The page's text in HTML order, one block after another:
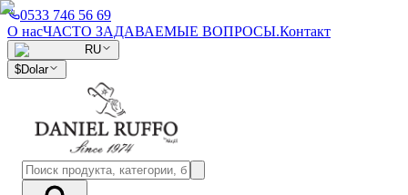
0533 746 56 69
О насЧАСТО ЗАДАВАЕМЫЕ ВОПРОСЫ.Контакт
RU
$Dolar